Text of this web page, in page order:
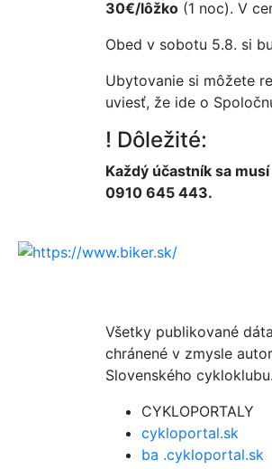
30€/lôžko (1 noc). V
Obed v sobotu 5.8. si
Ubytovanie si môžete
uviesť, že ide o
! Dôležité:
Každý účastník sa
0910 645 443.
Všetky publikované
chránené v zmysle
Slovenského cykloklubu.
CYKLOPORTALY
cykloportal.sk
ba .cykloportal.sk